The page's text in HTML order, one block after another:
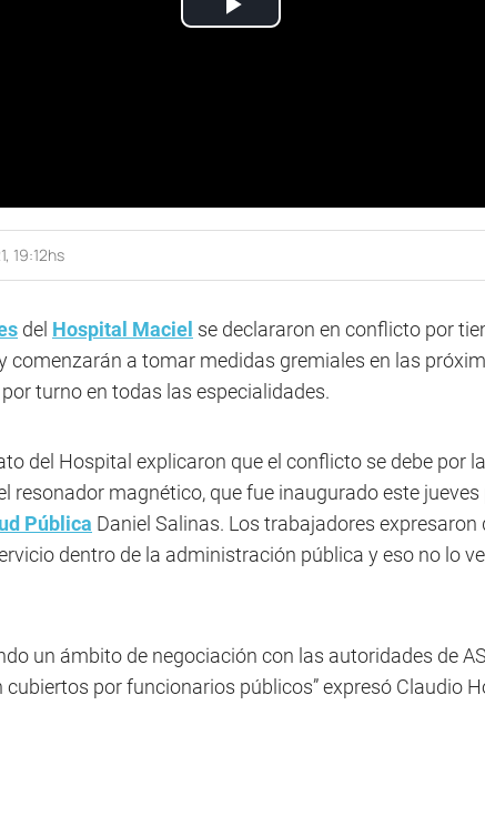
Play
19:12hs
del Hospital Maciel se declararon en conflicto por
comenzarán a tomar medidas gremiales en las
turno en todas las especialidades.
del Hospital explicaron que el conflicto se debe por la
resonador magnético, que fue inaugurado este jueves
Pública Daniel Salinas. Los trabajadores expresaron
dentro de la administración pública y eso no lo
un ámbito de negociación con las autoridades de
cubiertos por funcionarios públicos” expresó Claudio